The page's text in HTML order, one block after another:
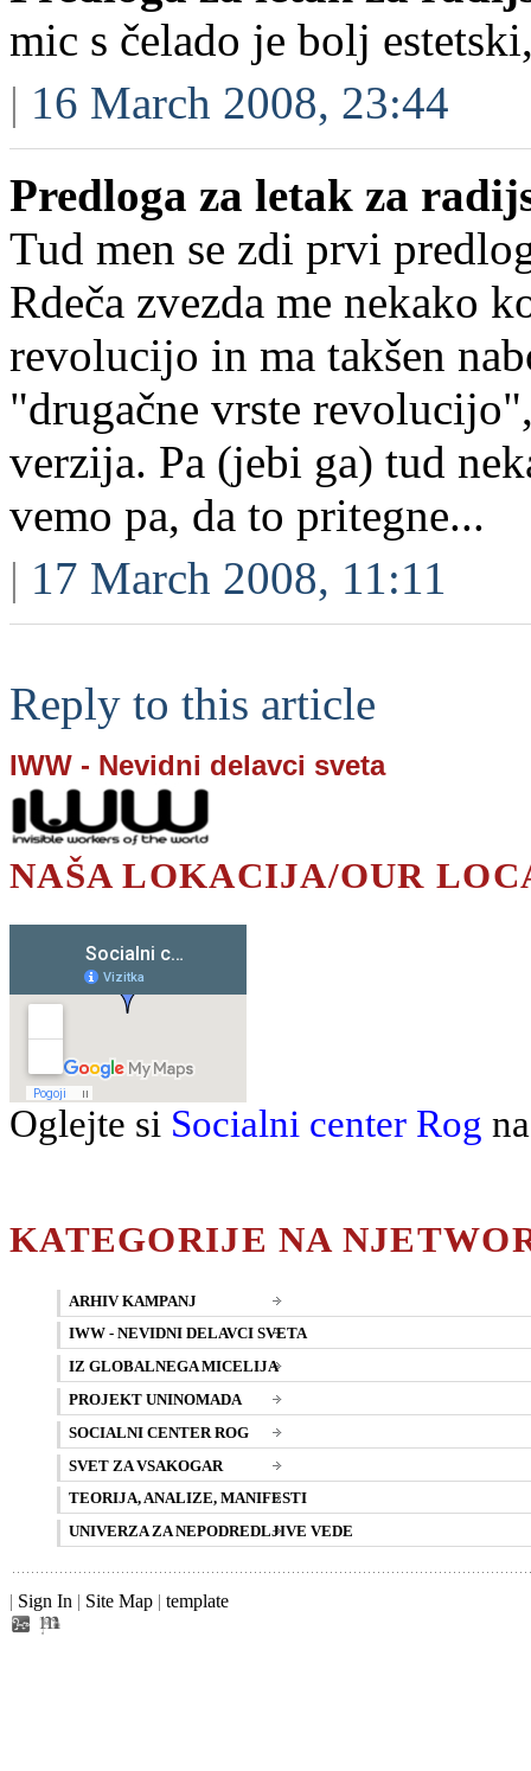
mic s čelado je bolj
| 16 March 2008, 23:44
Predloga za letak za
Tud men se zdi prvi
Rdeča zvezda me nekako
revolucijo in ma takšen
"drugačne vrste
verzija. Pa (jebi ga) tud
vemo pa, da to pritegne...
| 17 March 2008, 11:11
Reply to this article
IWW - Nevidni delavci sveta
NAŠA LOKACIJA/OUR
Oglejte si Socialni center Rog
KATEGORIJE NA
ARHIV KAMPANJ
IWW - NEVIDNI DELAVCI SVETA
IZ GLOBALNEGA MICELIJA
PROJEKT UNINOMADA
SOCIALNI CENTER ROG
SVET ZA VSAKOGAR
TEORIJA, ANALIZE, MANIFESTI
UNIVERZA ZA NEPODREDLJIVE VEDE
| Sign In | Site Map | template